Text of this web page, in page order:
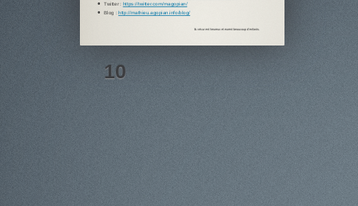
Twitter : https://twitter.com/magopian/
Blog : http://mathieu.agopian.info/blog/
Ils vécurent heureux et eurent beaucoup d'enfants.